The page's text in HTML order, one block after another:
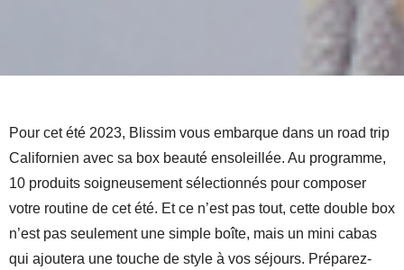
Pour cet été 2023, Blissim vous embarque dans un road trip
Californien avec sa box beauté ensoleillée. Au programme,
10 produits soigneusement sélectionnés pour composer
votre routine de cet été. Et ce n’est pas tout, cette double box
n’est pas seulement une simple boîte, mais un mini cabas
qui ajoutera une touche de style à vos séjours. Préparez-